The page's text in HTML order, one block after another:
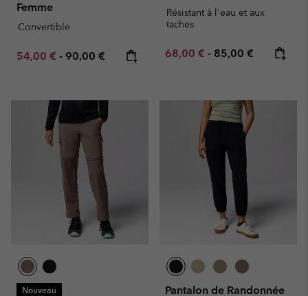
Femme
Convertible
Minimum sale price:
54,00 € - Maximum price:
90,00 €
Résistant à l'eau et aux
taches
Minimum sale price:
68,00 € - Maximum price:
85,00 €
Nouveau
Pantalon de Randonnée